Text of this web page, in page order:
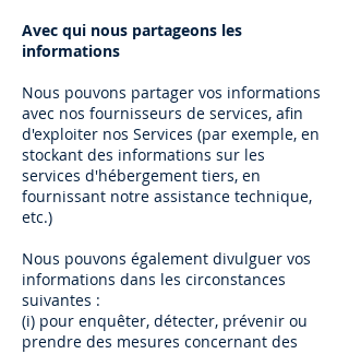
Avec qui nous partageons les
informations
Nous pouvons partager vos informations
avec nos fournisseurs de services, afin
d'exploiter nos Services (par exemple, en
stockant des informations sur les
services d'hébergement tiers, en
fournissant notre assistance technique,
etc.)
Nous pouvons également divulguer vos
informations dans les circonstances
suivantes :
(i) pour enquêter, détecter, prévenir ou
prendre des mesures concernant des